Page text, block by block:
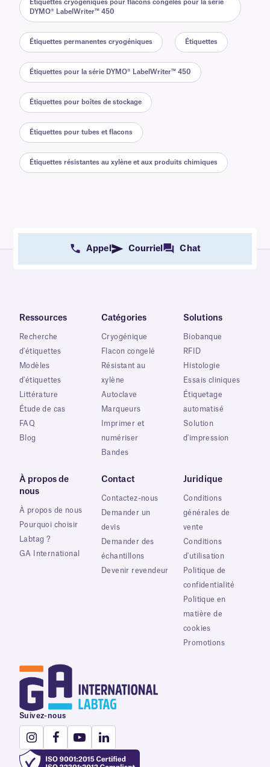
Étiquettes cryogéniques pour flacons congelés pour la série
DYMO® LabelWriter™ 450
Étiquettes permanentes cryogéniques Étiquettes
Étiquettes pour la série DYMO® LabelWriter™ 450
Étiquettes pour boîtes de stockage
Étiquettes pour tubes et flacons
Étiquettes résistantes au xylène et aux produits chimiques
Appel Courriel Chat
Ressources
Recherche
d'étiquettes
Modèles
d'étiquettes
Littérature
Étude de cas
FAQ
Blog
Catégories
Cryogénique
Flacon congelé
Résistant au
xylène
Autoclave
Marqueurs
Imprimer et
numériser
Bandes
Solutions
Biobanque
RFID
Histologie
Essais cliniques
Étiquetage
automatisé
Solution
d'impression
À propos de
nous
À propos de nous
Pourquoi choisir
Labtag ?
GA International
Contact
Contactez-nous
Demander un
devis
Demander des
échantillons
Devenir revendeur
Juridique
Conditions
générales de
vente
Conditions
d'utilisation
Politique de
confidentialité
Politique en
matière de
cookies
Promotions
Suivez-nous